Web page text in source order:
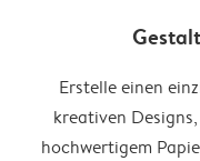
Erstelle einen
kreativen
hochwertigem